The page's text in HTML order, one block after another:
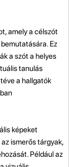
amely a célszót
Ez
a szót a helyes
tanulás
a hallgatók
képeket
ismerős tárgyak,
Például az